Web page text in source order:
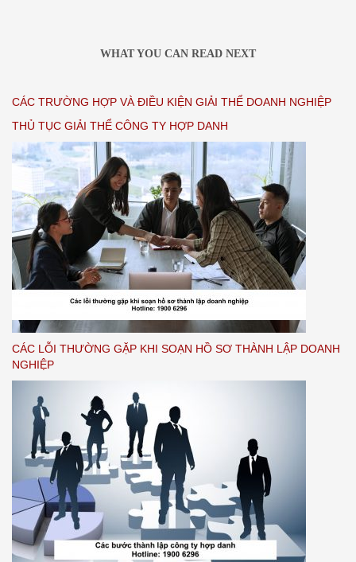
WHAT YOU CAN READ NEXT
CÁC TRƯỜNG HỢP VÀ ĐIỀU KIỆN GIẢI THỂ DOANH NGHIỆP
THỦ TỤC GIẢI THỂ CÔNG TY HỢP DANH
CÁC LỖI THƯỜNG GẶP KHI SOẠN HỒ SƠ THÀNH LẬP DOANH
NGHIỆP